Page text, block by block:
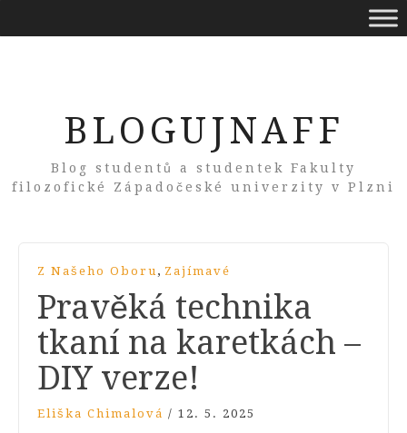
BLOGUJNAFF
Blog studentů a studentek Fakulty
filozofické Západočeské univerzity v Plzni
Z Našeho Oboru, Zajímavé
Pravěká technika
tkaní na karetkách –
DIY verze!
Eliška Chimalová / 12. 5. 2025